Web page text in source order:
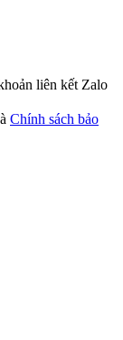
liên kết Zalo
Chính sách bảo